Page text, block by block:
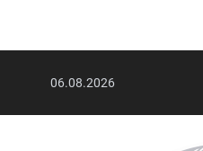
06.08.2026